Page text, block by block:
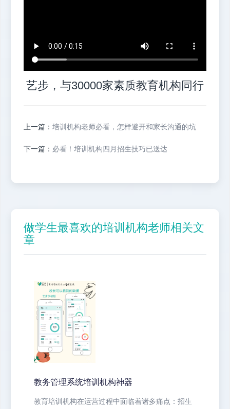
艺步，与30000家素质教育机构同行
上一篇： 培训机构老师必看，怎样避开和家长沟通的坑
下一篇： 必看！培训机构四月招生技巧已送达
做学生最喜欢的培训机构老师相关文
章
教务管理系统培训机构神器
教育培训机构在运营过程中面临着诸多痛点：招生